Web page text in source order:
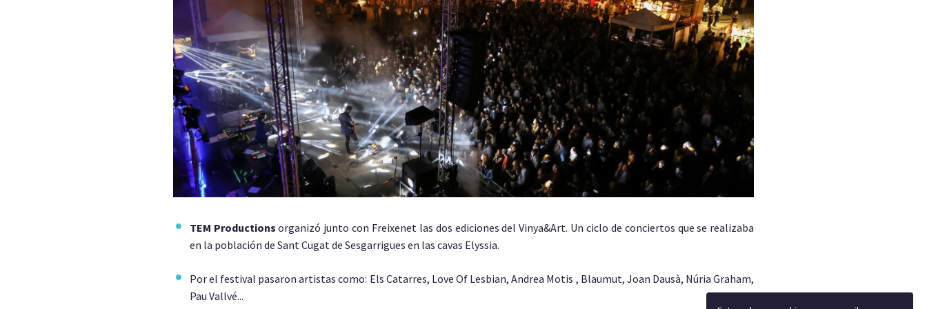
TEM Productionsorganizó junto con Freixenet las dos ediciones del Vinya&Art. Un ciclo de conciertos que se realizaba
en la población de Sant Cugat de Sesgarrigues en las cavas Elyssia.
Por el festival pasaron artistas como: Els Catarres, Love Of Lesbian, Andrea Motis , Blaumut, Joan Dausà, Núria Graham,
Pau Vallvé...